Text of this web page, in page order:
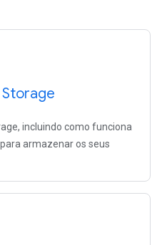
incluindo como funciona
armazenar os seus